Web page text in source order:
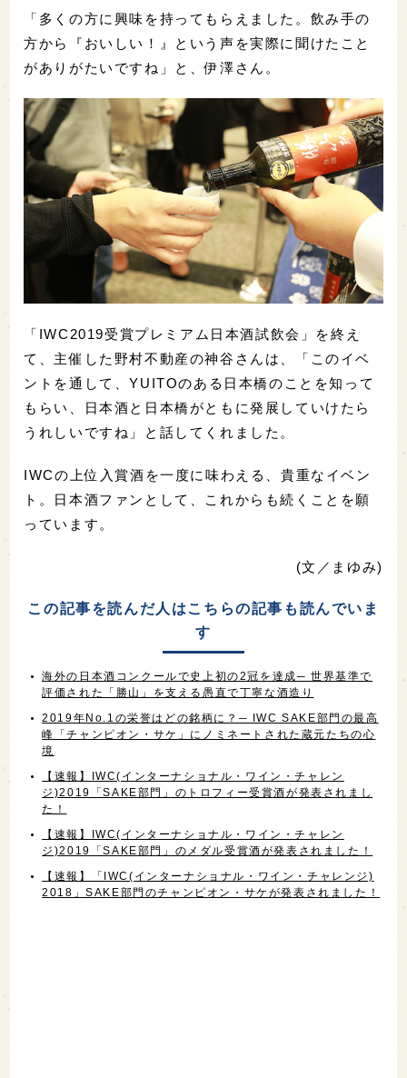
「多くの方に興味を持ってもらえました。飲み手の
方から『おいしい！』という声を実際に聞けたこと
がありがたいですね」と、伊澤さん。
「IWC2019受賞プレミアム日本酒試飲会」を終え
て、主催した野村不動産の神谷さんは、「このイベ
ントを通して、YUITOのある日本橋のことを知って
もらい、日本酒と日本橋がともに発展していけたら
うれしいですね」と話してくれました。
IWCの上位入賞酒を一度に味わえる、貴重なイベン
ト。日本酒ファンとして、これからも続くことを願
っています。
(文／まゆみ)
この記事を読んだ人はこちらの記事も読んでいま
す
海外の日本酒コンクールで史上初の2冠を達成─ 世界基準で
評価された「勝山」を支える愚直で丁寧な酒造り
2019年No.1の栄誉はどの銘柄に？─ IWC SAKE部門の最高
峰「チャンピオン・サケ」にノミネートされた蔵元たちの心
境
【速報】IWC(インターナショナル・ワイン・チャレン
ジ)2019「SAKE部門」のトロフィー受賞酒が発表されまし
た！
【速報】IWC(インターナショナル・ワイン・チャレン
ジ)2019「SAKE部門」のメダル受賞酒が発表されました！
【速報】「IWC(インターナショナル・ワイン・チャレンジ)
2018」SAKE部門のチャンピオン・サケが発表されました！